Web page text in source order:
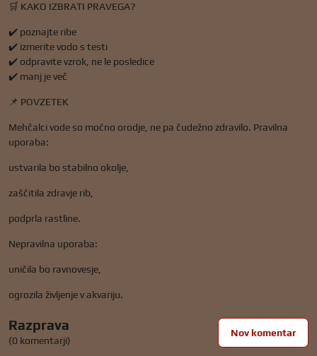
🛒 KAKO IZBRATI PRAVEGA?
✔️ poznajte ribe
✔️ izmerite vodo s testi
✔️ odpravite vzrok, ne le posledice
✔️ manj je več
📌 POVZETEK
Mehčalci vode so močno orodje, ne pa čudežno zdravilo. Pravilna
uporaba:
ustvarila bo stabilno okolje,
zaščitila zdravje rib,
podprla rastline.
Nepravilna uporaba:
uničila bo ravnovesje,
ogrozila življenje v akvariju.
Razprava
(0 komentarji)
Nov komentar